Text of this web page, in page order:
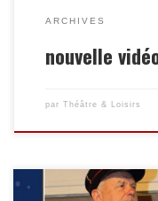
ARCHIVES
nouvelle
par Théâtre & Loisirs